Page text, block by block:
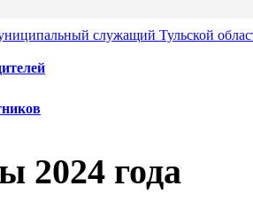
служащий Тульской
2024 года